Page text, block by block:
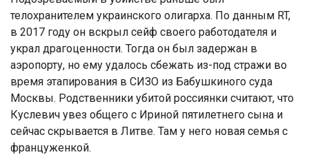
телохранителем украинского олигарха. По данным RT,
в 2017 году он вскрыл сейф своего работодателя и
украл драгоценности. Тогда он был задержан в
аэропорту, но ему удалось сбежать из-под стражи во
время этапирования в СИЗО из Бабушкиного суда
Москвы. Родственники убитой россиянки считают, что
Куслевич увез общего с Ириной пятилетнего сына и
сейчас скрывается в Литве. Там у него новая семья с
француженкой.